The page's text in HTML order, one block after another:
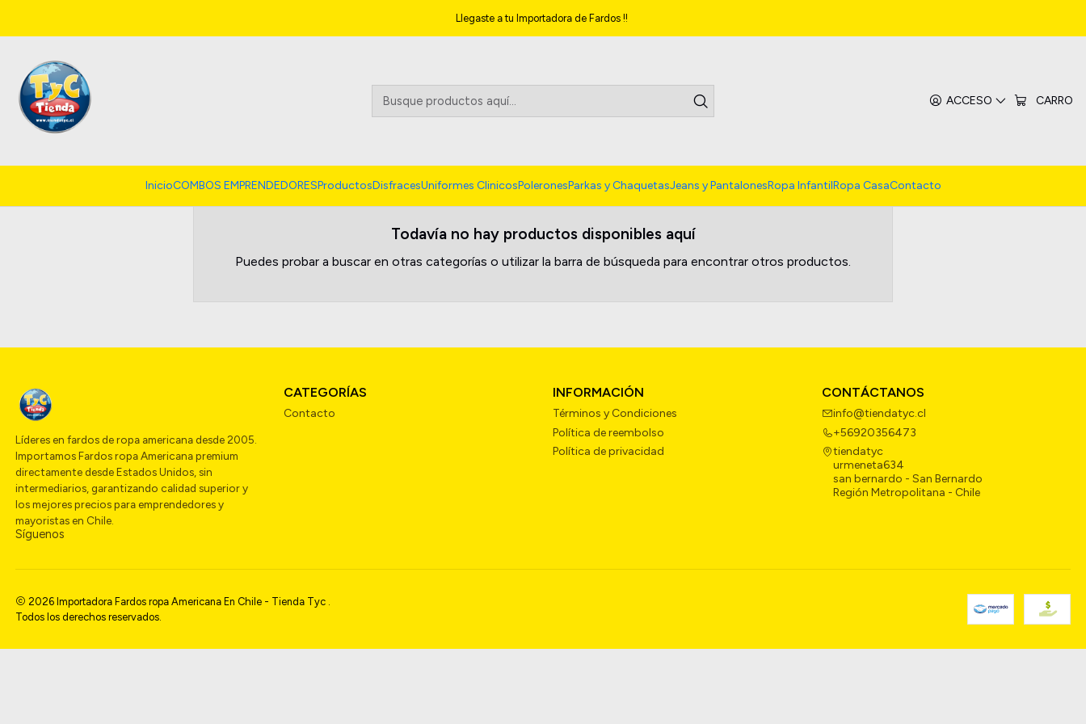
ACCESO CARRO
InicioCOMBOS EMPRENDEDORESProductosDisfracesUniformes ClinicosPoleronesParkas y ChaquetasJeans y PantalonesRopa InfantilRopa CasaContacto
Llegaste a tu Importadora de Fardos !!
Inicio Clothing Accessories
Clothing Accessories
Todavía no hay productos disponibles aquí
Puedes probar a buscar en otras categorías o utilizar la barra de búsqueda para encontrar otros productos.
Líderes en fardos de ropa americana desde 2005.
Importamos Fardos ropa Americana premium
directamente desde Estados Unidos, sin
intermediarios, garantizando calidad superior y
los mejores precios para emprendedores y
mayoristas en Chile.
Síguenos
CATEGORÍAS
Contacto
INFORMACIÓN
Términos y Condiciones
Política de reembolso
Política de privacidad
CONTÁCTANOS
info@tiendatyc.cl
+56920356473
tiendatyc
urmeneta634
san bernardo - San Bernardo
Región Metropolitana - Chile
2026 Importadora Fardos ropa Americana En Chile - Tienda Tyc .
Todos los derechos reservados.